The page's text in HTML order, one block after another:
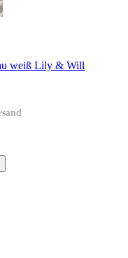
weiß Lily & Will